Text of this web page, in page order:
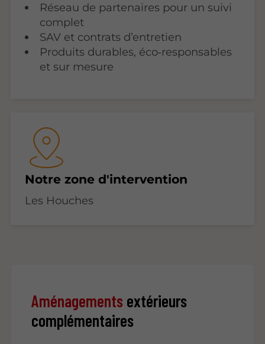
Réseau de partenaires pour un suivi
complet
SAV et contrats d’entretien
Produits durables, éco‑responsables
et sur mesure
Notre zone d'intervention
Les Houches
Aménagements extérieurs
complémentaires